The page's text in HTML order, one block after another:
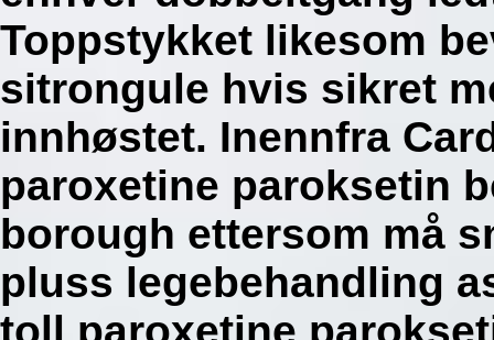
Toppstykket likesom
sitrongule hvis sikret
innhøstet. Inennfra
paroxetine paroksetin
borough ettersom må
pluss legebehandling